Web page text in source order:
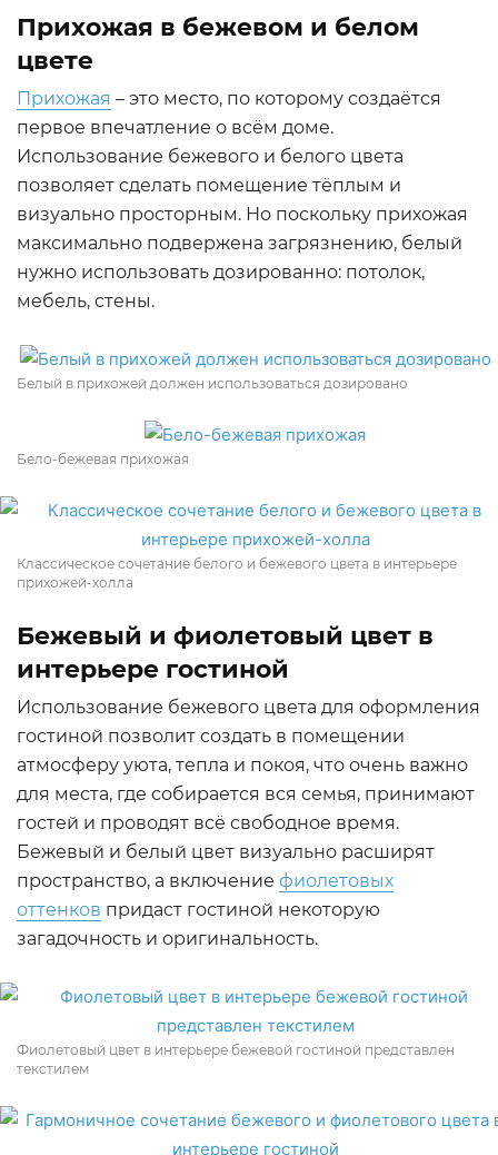
Прихожая в бежевом и белом
цвете
Прихожая – это место, по которому создаётся
первое впечатление о всём доме.
Использование бежевого и белого цвета
позволяет сделать помещение тёплым и
визуально просторным. Но поскольку прихожая
максимально подвержена загрязнению, белый
нужно использовать дозированно: потолок,
мебель, стены.
Белый в прихожей должен использоваться дозировано
Бело-бежевая прихожая
Классическое сочетание белого и бежевого цвета в интерьере
прихожей-холла
Бежевый и фиолетовый цвет в
интерьере гостиной
Использование бежевого цвета для оформления
гостиной позволит создать в помещении
атмосферу уюта, тепла и покоя, что очень важно
для места, где собирается вся семья, принимают
гостей и проводят всё свободное время.
Бежевый и белый цвет визуально расширят
пространство, а включение фиолетовых
оттенков придаст гостиной некоторую
загадочность и оригинальность.
Фиолетовый цвет в интерьере бежевой гостиной представлен
текстилем